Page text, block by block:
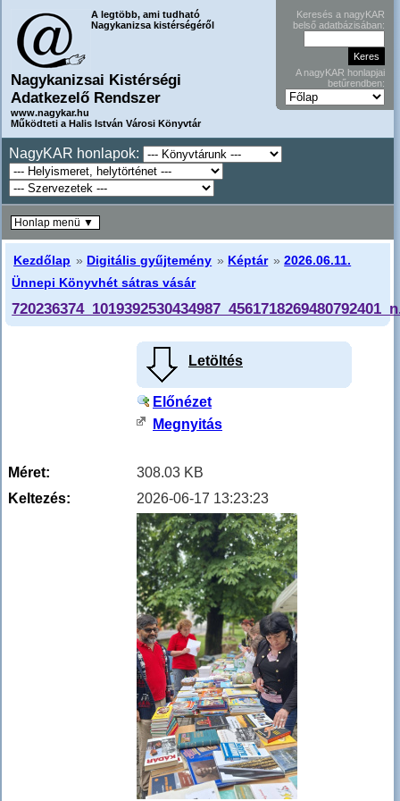
A legtöbb, ami tudható
Nagykanizsa kistérségéről
Nagykanizsai Kistérségi
Adatkezelő Rendszer
www.nagykar.hu
Működteti a Halis István Városi Könyvtár
Keresés a nagyKAR
belső adatbázisában:
A nagyKAR honlapjai
betűrendben:
NagyKAR honlapok:
Kezdőlap » Digitális gyűjtemény » Képtár »2026.06.11.
Ünnepi Könyvhét sátras vásár
Letöltés
Előnézet
Megnyitás
Méret:
308.03 KB
Keltezés:
2026-06-17 13:23:23
Honlap menü ▼